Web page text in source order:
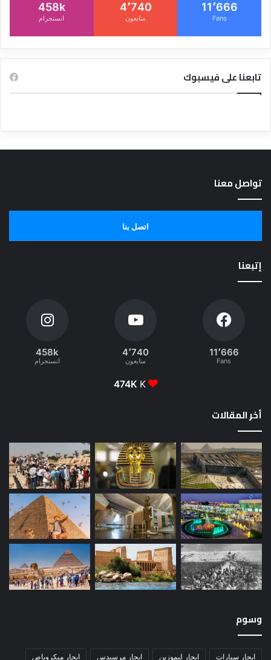
11٬666
Fans
4٬740
متابعون
458k
انستجرام
تابعنا على فيسبوك
تواصل معنا
اتصل بنا
إتبعنا
11٬666
Fans
4٬740
متابعون
458k
انستجرام
474K K
أخر المقالات
وسوم
ايجار سيارات ايجار ليموزين ايجار مرسيدس ايجار ميكروباص